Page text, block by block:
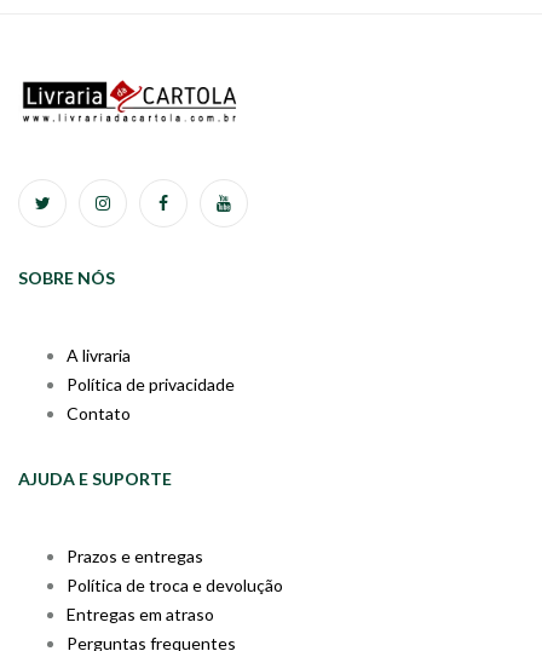
SOBRE NÓS
A livraria
Política de privacidade
Contato
AJUDA E SUPORTE
Prazos e entregas
Política de troca e devolução
Entregas em atraso
Perguntas frequentes